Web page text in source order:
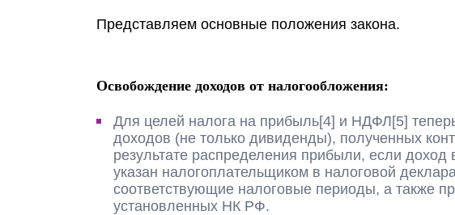
Представляем основные положения закона.
Освобождение доходов от налогообложения:
Для целей налога на прибыль[4] и НДФЛ[5]
доходов (не только дивиденды), полученных
результате распределения прибыли, если
указан налогоплательщиком в налоговой
соответствующие налоговые периоды, а также
установленных НК РФ.